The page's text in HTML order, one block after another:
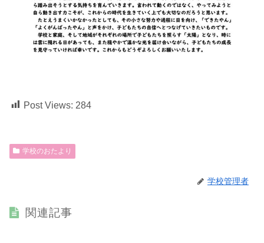
Post Views: 284
学校のおたより
学校管理者
関連記事